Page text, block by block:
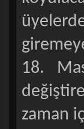
18.
zaman